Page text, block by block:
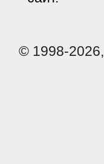
© 1998-2026,